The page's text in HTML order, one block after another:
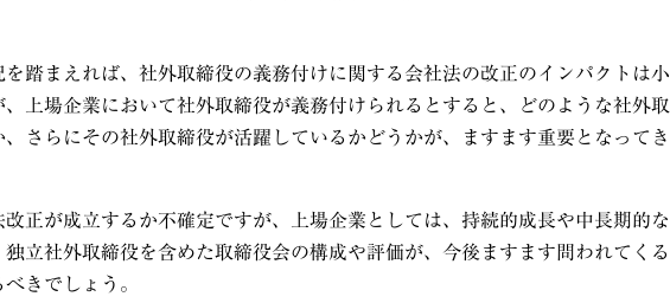
踏まえれば、社外取締役の義務付けに関する会社法の改正のインパクトは小
、上場企業において社外取締役が義務付けられるとすると、どのような社外取
さらにその社外取締役が活躍しているかどうかが、ますます重要となってき
正が成立するか不確定ですが、上場企業としては、持続的成長や中長期的な
立社外取締役を含めた取締役会の構成や評価が、今後ますます問われてくる
きでしょう。